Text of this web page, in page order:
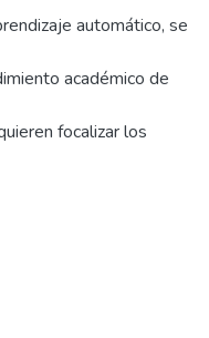
automático, se
académico de
focalizar los